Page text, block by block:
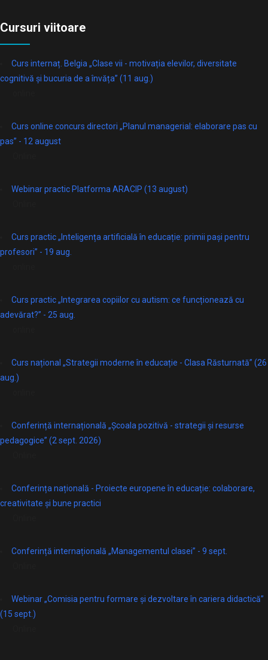
Cursuri viitoare
Curs internaț. Belgia „Clase vii - motivația elevilor, diversitate
cognitivă și bucuria de a învăța” (11 aug.)
Curs online concurs directori „Planul managerial: elaborare pas cu
pas” - 12 august
Webinar practic Platforma ARACIP (13 august)
Curs practic „Inteligența artificială în educație: primii pași pentru
profesori” - 19 aug.
Curs practic „Integrarea copiilor cu autism: ce funcționează cu
adevărat?” - 25 aug.
Curs național „Strategii moderne în educație - Clasa Răsturnată” (26
aug.)
Conferință internațională „Școala pozitivă - strategii și resurse
pedagogice” (2 sept. 2026)
Conferința națională - Proiecte europene în educație: colaborare,
creativitate și bune practici
Conferință internațională „Managementul clasei” - 9 sept.
Webinar „Comisia pentru formare și dezvoltare în cariera didactică”
(15 sept.)